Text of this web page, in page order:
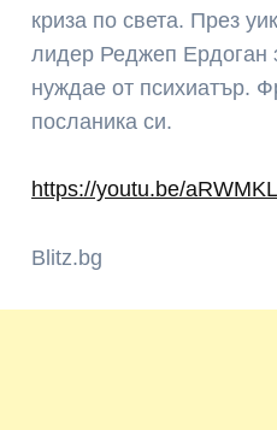
криза по света. През
лидер Реджеп Ердоган
нуждае от психиатър.
посланика си.
https://youtu.be/
Blitz.bg